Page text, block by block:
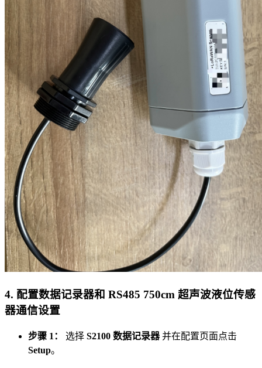
4. 配置数据记录器和 RS485 750cm 超声波液位传感
器通信设置
步骤 1： 选择 S2100 数据记录器并在配置页面点击
Setup。